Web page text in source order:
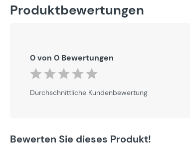
Produktbewertungen
0 von 0 Bewertungen
Durchschnittliche Bewertung von 0 von 5
Durchschnittliche Kundenbewertung
Bewerten Sie dieses Produkt!